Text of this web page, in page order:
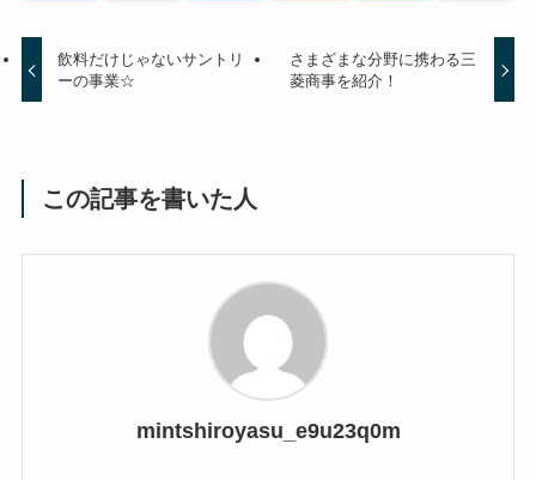
飲料だけじゃないサントリ
ーの事業☆
さまざまな分野に携わる三
菱商事を紹介！
この記事を書いた人
mintshiroyasu_e9u23q0m